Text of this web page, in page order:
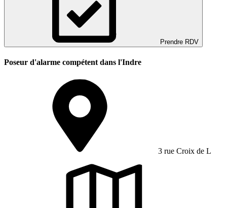
Prendre RDV
Poseur d'alarme compétent dans l'Indre
3 rue Croix de L